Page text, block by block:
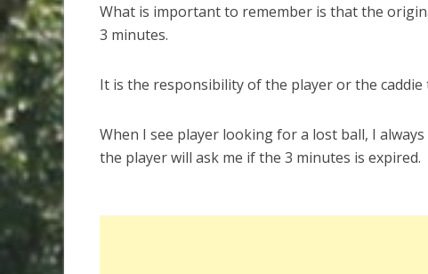
What is important to remember is that the
3 minutes.
It is the responsibility of the player or the
When I see player looking for a lost ball, I
the player will ask me if the 3 minutes is expired.